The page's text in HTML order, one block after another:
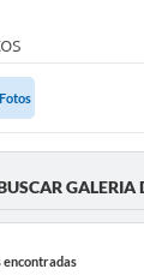
GALERIA
encontradas